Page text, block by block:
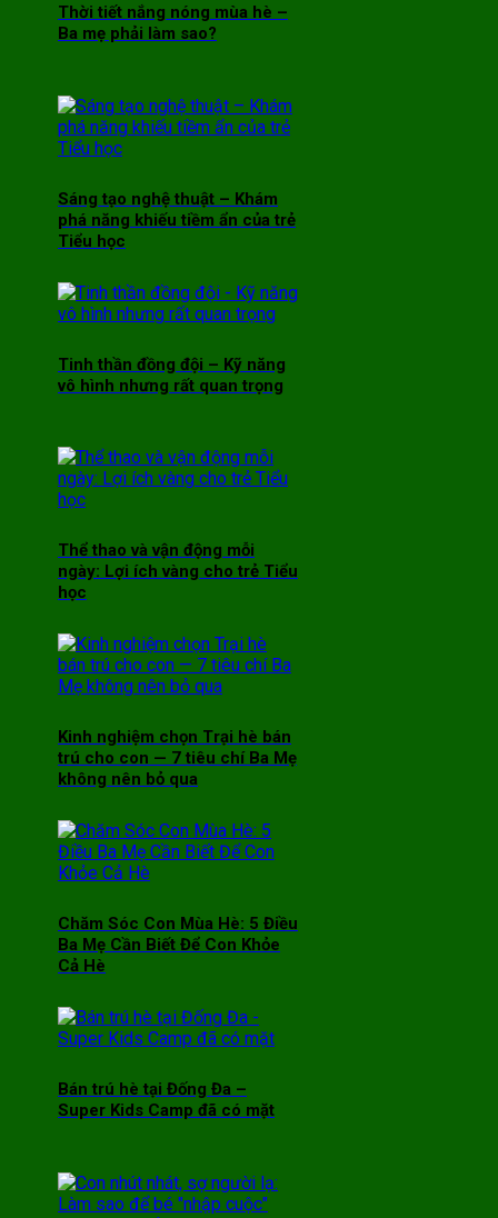
Thời tiết nắng nóng mùa hè –
Ba mẹ phải làm sao?
Sáng tạo nghệ thuật – Khám
phá năng khiếu tiềm ẩn của trẻ
Tiểu học
Tinh thần đồng đội – Kỹ năng
vô hình nhưng rất quan trọng
Thể thao và vận động mỗi
ngày: Lợi ích vàng cho trẻ Tiểu
học
Kinh nghiệm chọn Trại hè bán
trú cho con — 7 tiêu chí Ba Mẹ
không nên bỏ qua
Chăm Sóc Con Mùa Hè: 5 Điều
Ba Mẹ Cần Biết Để Con Khỏe
Cả Hè
Bán trú hè tại Đống Đa –
Super Kids Camp đã có mặt